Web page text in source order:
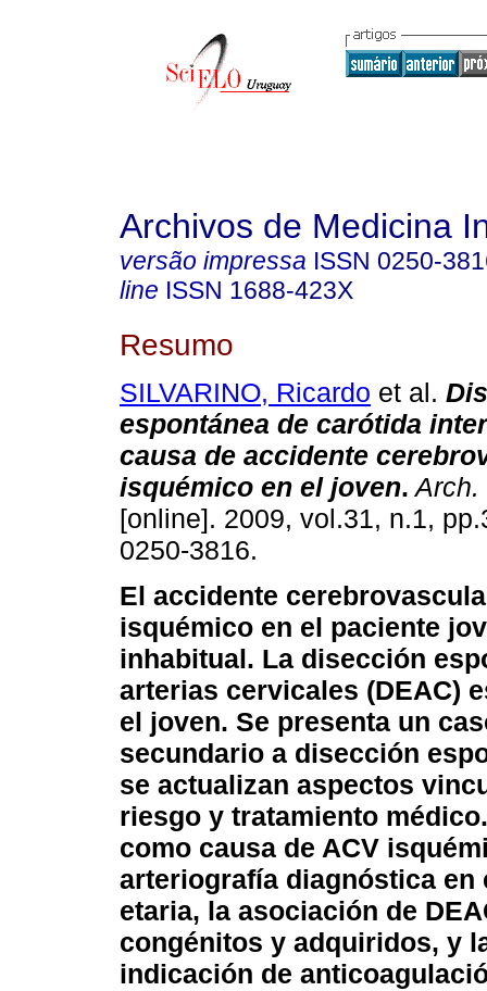
Archivos de Medicina
versão impressa ISSN 0250-
line ISSN 1688-423X
Resumo
SILVARINO, Ricardo et al.
espontánea de carótida
causa de accidente
isquémico en el joven. Arch.
[online]. 2009, vol.31, n.1,
0250-3816.
El accidente
isquémico en el paciente
inhabitual. La disección
arterias cervicales (DEAC)
el joven. Se presenta un
secundario a disección
se actualizan aspectos
riesgo y tratamiento
como causa de ACV
arteriografía diagnóstica en
etaria, la asociación de
congénitos y adquiridos, y
indicación de